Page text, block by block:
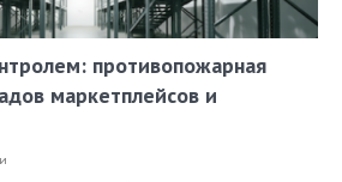
противопожарная
маркетплейсов и